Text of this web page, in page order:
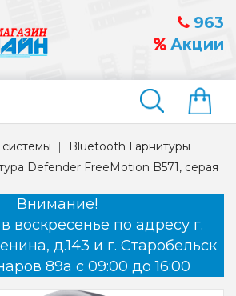
963
Акции
Найти
Bluetooth Гарнитуры
Defender FreeMotion B571, серая
Внимание!
воскресенье по адресу г.
д.143 и г. Старобельск
89а с 09:00 до 16:00